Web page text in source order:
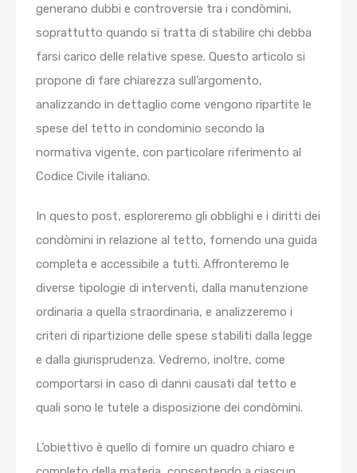
generano dubbi e controversie tra i condòmini,
soprattutto quando si tratta di stabilire chi debba
farsi carico delle relative spese. Questo articolo si
propone di fare chiarezza sull’argomento,
analizzando in dettaglio come vengono ripartite le
spese del tetto in condominio secondo la
normativa vigente, con particolare riferimento al
Codice Civile italiano.
In questo post, esploreremo gli obblighi e i diritti dei
condòmini in relazione al tetto, fornendo una guida
completa e accessibile a tutti. Affronteremo le
diverse tipologie di interventi, dalla manutenzione
ordinaria a quella straordinaria, e analizzeremo i
criteri di ripartizione delle spese stabiliti dalla legge
e dalla giurisprudenza. Vedremo, inoltre, come
comportarsi in caso di danni causati dal tetto e
quali sono le tutele a disposizione dei condòmini.
L’obiettivo è quello di fornire un quadro chiaro e